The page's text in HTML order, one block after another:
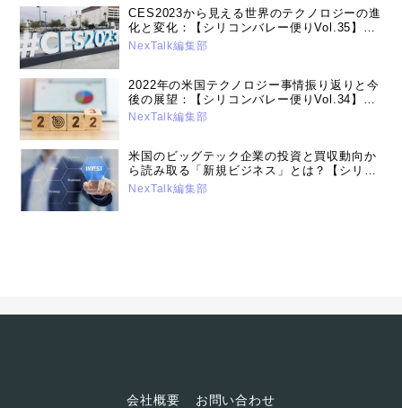
CES2023から見える世界のテクノロジーの進
化と変化：【シリコンバレー便りVol.35】
（2023年1月17日号）
NexTalk編集部
2022年の米国テクノロジー事情振り返りと今
後の展望：【シリコンバレー便りVol.34】
（2022年12月13日号）
NexTalk編集部
米国のビッグテック企業の投資と買収動向か
ら読み取る「新規ビジネス」とは？【シリコ
ンバレー便りVol.33】（2022年11月15日
NexTalk編集部
会社概要 お問い合わせ